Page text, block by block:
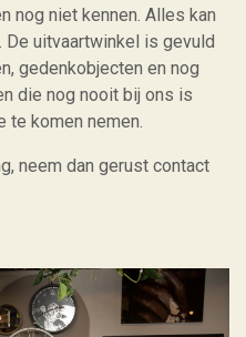
nog niet kennen. Alles kan
uitvaartwinkel is gevuld
gedenkobjecten en nog
die nog nooit bij ons is
te komen nemen.
neem dan gerust contact